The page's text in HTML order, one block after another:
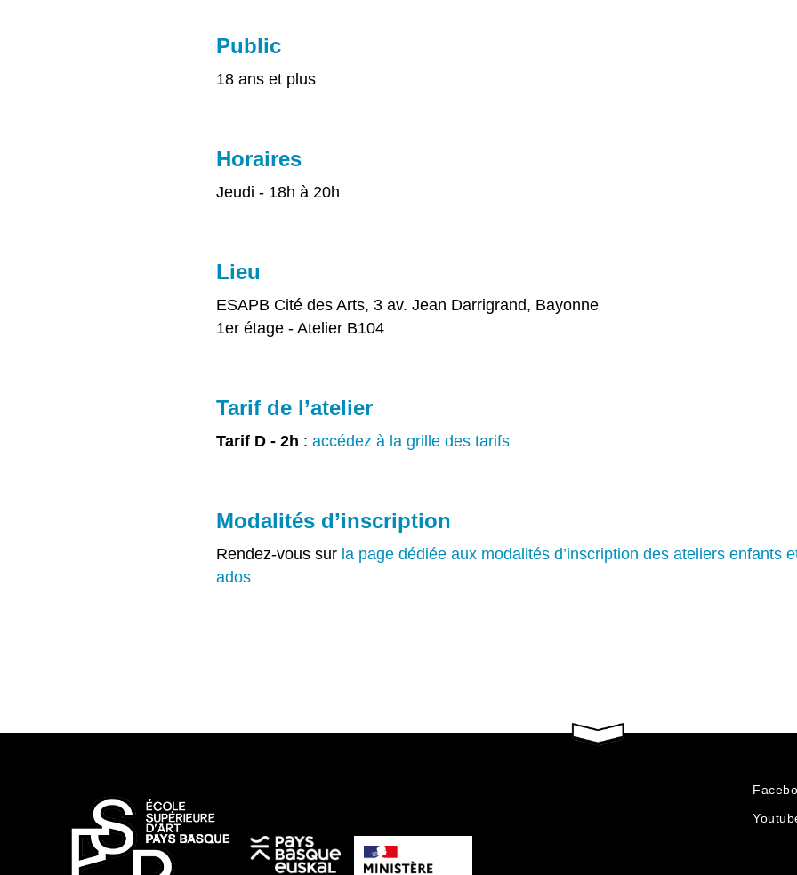
Public
18 ans et plus
Horaires
Jeudi - 18h à 20h
Lieu
ESAPB Cité des Arts, 3 av. Jean Darrigrand, Bayonne
1er étage - Atelier B104
Tarif de l’atelier
Tarif D - 2h : accédez à la grille des tarifs
Modalités d’inscription
Rendez-vous sur la page dédiée aux modalités d’inscription des ateliers enfants
ados